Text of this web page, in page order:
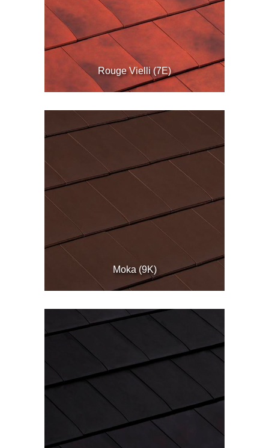
Rouge Vielli (7E)
Moka (9K)